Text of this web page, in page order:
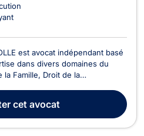
est avocat indépendant basé
dans divers domaines du
la Famille, Droit de la
de créance - Saisie - Procédure
En Droit de ...
cet avocat